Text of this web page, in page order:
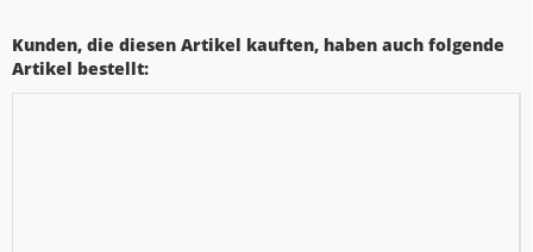
Kunden, die diesen Artikel kauften, haben auch folgende
Artikel bestellt: